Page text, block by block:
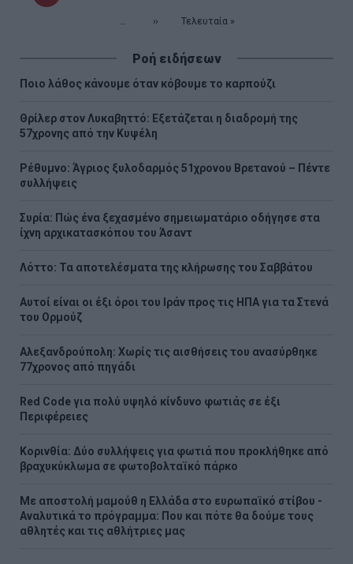
Επόμενη
›› Τελευταία
Τελευταία »
Ροή ειδήσεων
Ποιο λάθος κάνουμε όταν κόβουμε το καρπούζι
Θρίλερ στον Λυκαβηττό: Εξετάζεται η διαδρομή της
57χρονης από την Κυψέλη
Ρέθυμνο: Άγριος ξυλοδαρμός 51χρονου Βρετανού – Πέντε
συλλήψεις
Συρία: Πώς ένα ξεχασμένο σημειωματάριο οδήγησε στα
ίχνη αρχικατασκόπου του Άσαντ
Λόττο: Τα αποτελέσματα της κλήρωσης του Σαββάτου
Αυτοί είναι οι έξι όροι του Ιράν προς τις ΗΠΑ για τα Στενά
του Ορμούζ
Αλεξανδρούπολη: Χωρίς τις αισθήσεις του ανασύρθηκε
77χρονος από πηγάδι
Red Code για πολύ υψηλό κίνδυνο φωτιάς σε έξι
Περιφέρειες
Κορινθία: Δύο συλλήψεις για φωτιά που προκλήθηκε από
βραχυκύκλωμα σε φωτοβολταϊκό πάρκο
Με αποστολή μαμούθ η Ελλάδα στο ευρωπαϊκό στίβου -
Αναλυτικά το πρόγραμμα: Που και πότε θα δούμε τους
αθλητές και τις αθλήτριες μας